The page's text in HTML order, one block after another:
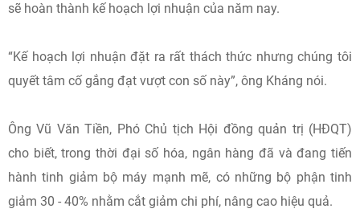
sẽ hoàn thành kế hoạch lợi nhuận của năm nay.
“Kế hoạch lợi nhuận đặt ra rất thách thức nhưng chúng tôi
quyết tâm cố gắng đạt vượt con số này”, ông Kháng nói.
Ông Vũ Văn Tiền, Phó Chủ tịch Hội đồng quản trị (HĐQT)
cho biết, trong thời đại số hóa, ngân hàng đã và đang tiến
hành tinh giảm bộ máy mạnh mẽ, có những bộ phận tinh
giảm 30 - 40% nhằm cắt giảm chi phí, nâng cao hiệu quả.